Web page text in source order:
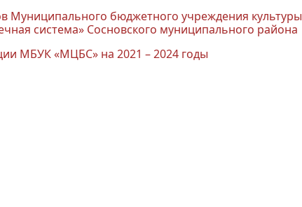
Муниципального бюджетного учреждения культуры
система» Сосновского муниципального района
МБУК «МЦБС» на 2021 – 2024 годы